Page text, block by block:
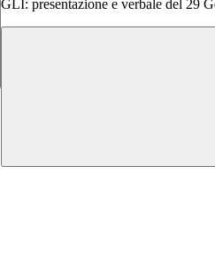
GLI: presentazione e verbale del 29